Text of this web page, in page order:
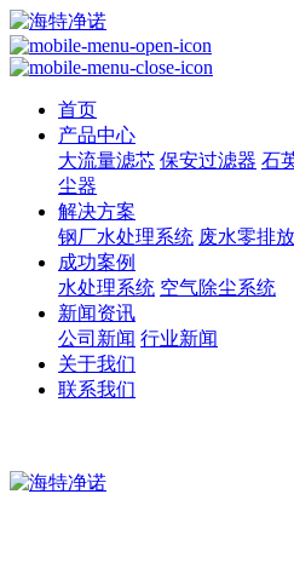
首页
产品中心
大流量滤芯 保安过滤器 石
尘器
解决方案
钢厂水处理系统 废水零排
成功案例
水处理系统 空气除尘系统
新闻资讯
公司新闻 行业新闻
关于我们
联系我们